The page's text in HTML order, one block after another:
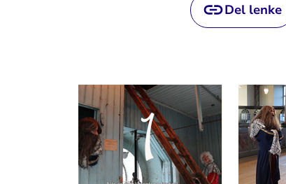
Del lenke
Artikkelsnarveger